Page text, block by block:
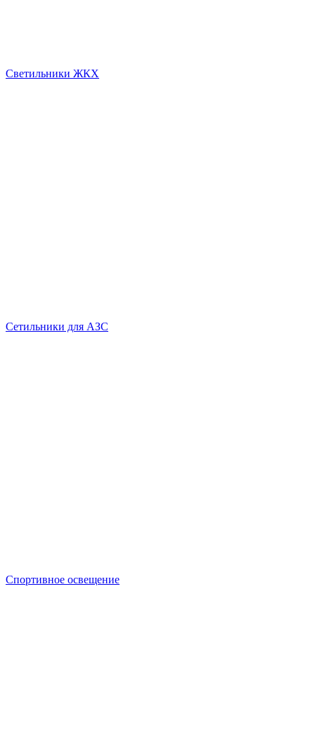
Светильники ЖКХ
Сетильники для АЗС
Спортивное освещение